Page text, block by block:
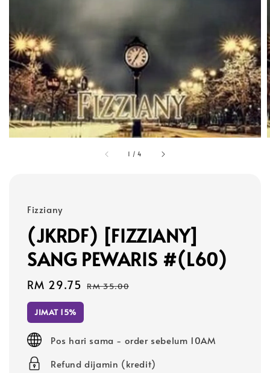
1 /4
Fizziany
(JKRDF) [FIZZIANY]
SANG PEWARIS #(L60)
Sale
price
RM 29.75 Regular
RM 35.00
JIMAT 15%
Pos hari sama - order sebelum 10AM
Refund dijamin (kredit)